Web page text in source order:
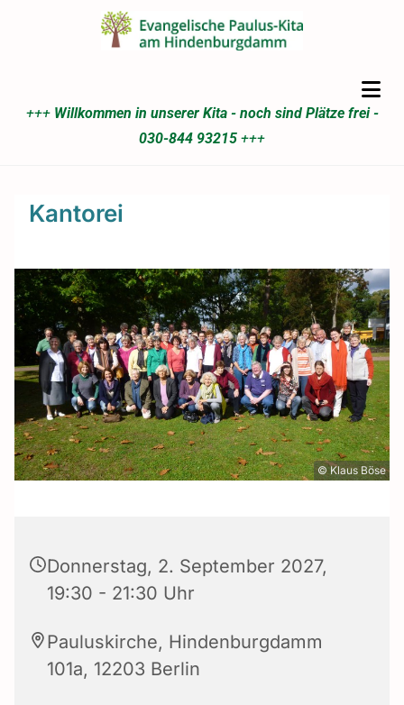
+++ Willkommen in unserer Kita - noch sind Plätze frei -
030-844 93215 +++
Kantorei
© Klaus Böse
Donnerstag, 2. September 2027,
19:30 - 21:30 Uhr
Pauluskirche, Hindenburgdamm
101a, 12203 Berlin